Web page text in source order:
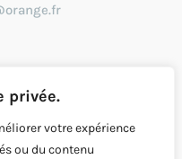
privée.
votre expérience
ou du contenu